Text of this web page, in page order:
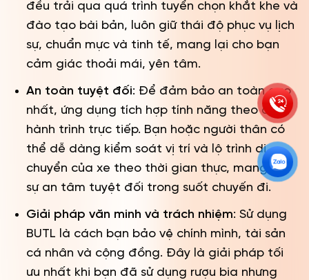
đều trải qua quá trình tuyển chọn khắt khe và
đào tạo bài bản, luôn giữ thái độ phục vụ lịch
sự, chuẩn mực và tinh tế, mang lại cho bạn
cảm giác thoải mái, yên tâm.
An toàn tuyệt đối: Để đảm bảo an toàn cao
nhất, ứng dụng tích hợp tính năng theo dõi
hành trình trực tiếp. Bạn hoặc người thân có
thể dễ dàng kiểm soát vị trí và lộ trình di
chuyển của xe theo thời gian thực, mang lại
sự an tâm tuyệt đối trong suốt chuyến đi.
Giải pháp văn minh và trách nhiệm: Sử dụng
BUTL là cách bạn bảo vệ chính mình, tài sản
cá nhân và cộng đồng. Đây là giải pháp tối
ưu nhất khi bạn đã sử dụng rượu bia nhưng